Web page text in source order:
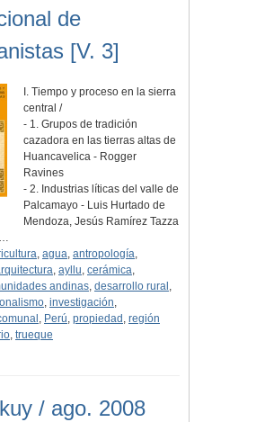
de
[V. 3]
I. Tiempo y proceso en la sierra
central /
- 1. Grupos de tradición
cazadora en las tierras altas de
Huancavelica - Rogger
Ravines
- 2. Industrias líticas del valle de
Palcamayo - Luis Hurtado de
Mendoza, Jesús Ramírez Tazza
, agua, antropología,
, ayllu, cerámica,
andinas, desarrollo rural ,
, investigación,
, Perú, propiedad , región
, trueque
/ ago. 2008